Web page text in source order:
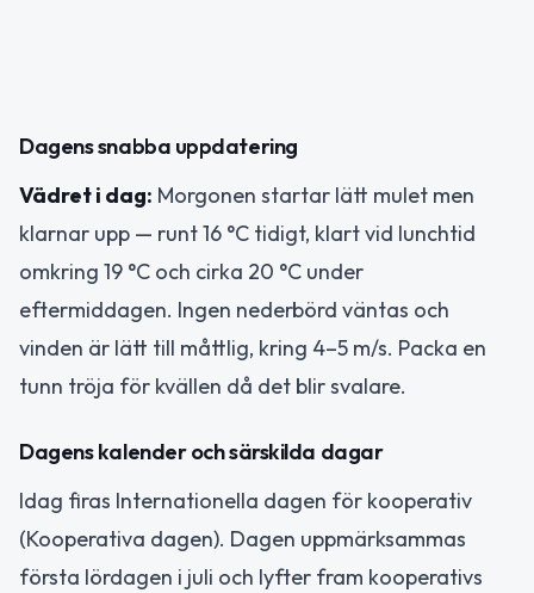
Dagens snabba uppdatering
Vädret i dag: Morgonen startar lätt mulet men
klarnar upp — runt 16 °C tidigt, klart vid lunchtid
omkring 19 °C och cirka 20 °C under
eftermiddagen. Ingen nederbörd väntas och
vinden är lätt till måttlig, kring 4–5 m/s. Packa en
tunn tröja för kvällen då det blir svalare.
Dagens kalender och särskilda dagar
Idag firas Internationella dagen för kooperativ
(Kooperativa dagen). Dagen uppmärksammas
första lördagen i juli och lyfter fram kooperativs